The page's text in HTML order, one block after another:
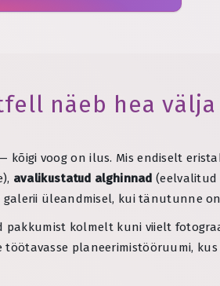
näeb hea välja
voog on ilus. Mis endiselt
avalikustatud alghinnad (eelvalitud
galerii üleandmisel, kui tänutunne
pakkumist kolmelt kuni viielt
planeerimistööruumi,